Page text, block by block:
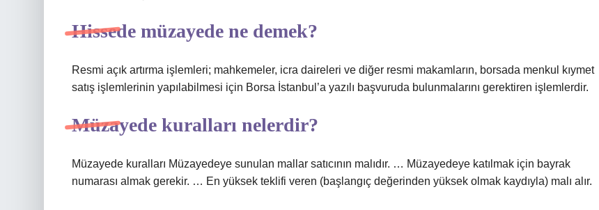
Hissede müzayede ne demek?
Resmi açık artırma işlemleri; mahkemeler, icra daireleri ve diğer resmi makamların, borsada menkul kıymet
satış işlemlerinin yapılabilmesi için Borsa İstanbul’a yazılı başvuruda bulunmalarını gerektiren işlemlerdir.
Müzayede kuralları nelerdir?
Müzayede kuralları Müzayedeye sunulan mallar satıcının malıdır. … Müzayedeye katılmak için bayrak
numarası almak gerekir. … En yüksek teklifi veren (başlangıç ​​değerinden yüksek olmak kaydıyla) malı alır.